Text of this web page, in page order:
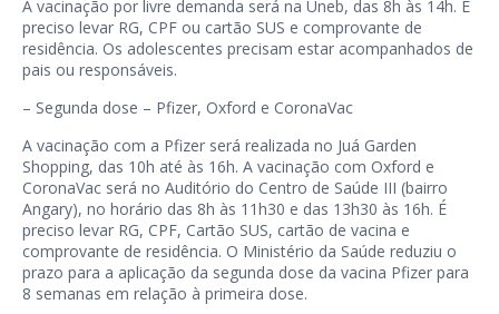
A vacinação por livre demanda será na Uneb, das 8h às 14h. É
preciso levar RG, CPF ou cartão SUS e comprovante de
residência. Os adolescentes precisam estar acompanhados de
pais ou responsáveis.
– Segunda dose – Pfizer, Oxford e CoronaVac
A vacinação com a Pfizer será realizada no Juá Garden
Shopping, das 10h até às 16h. A vacinação com Oxford e
CoronaVac será no Auditório do Centro de Saúde III (bairro
Angary), no horário das 8h às 11h30 e das 13h30 às 16h. É
preciso levar RG, CPF, Cartão SUS, cartão de vacina e
comprovante de residência. O Ministério da Saúde reduziu o
prazo para a aplicação da segunda dose da vacina Pfizer para
8 semanas em relação à primeira dose.